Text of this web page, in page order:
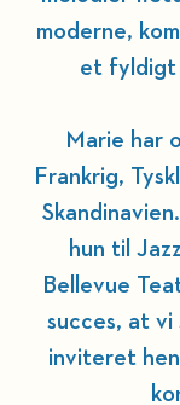
moderne,
et fyldigt
Marie har
Frankrig,
hun til
Bellevue
succes, at
inviteret